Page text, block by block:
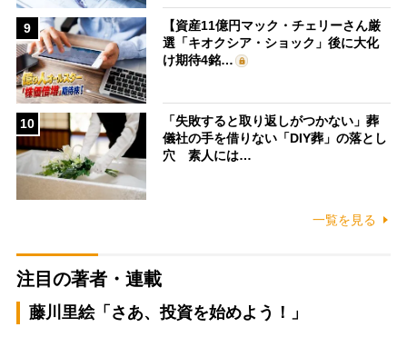
9
【資産11億円マック・チェリーさん厳
選「キオクシア・ショック」後に大化
け期待4銘…
10
「失敗すると取り返しがつかない」葬
儀社の手を借りない「DIY葬」の落とし
穴 素人には…
一覧を見る
注目の著者・連載
藤川里絵「さあ、投資を始めよう！」